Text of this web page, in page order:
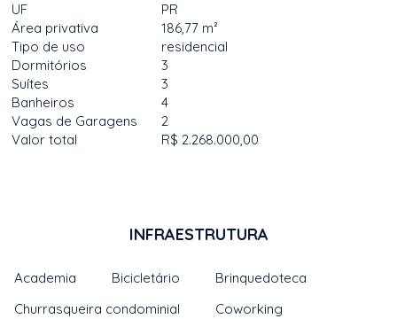
UF
PR
Área privativa
186,77 m²
Tipo de uso
residencial
Dormitórios
3
Suítes
3
Banheiros
4
Vagas de Garagens
2
Valor total
R$ 2.268.000,00
INFRAESTRUTURA
Academia Bicicletário
Brinquedoteca
Churrasqueira condominial
Coworking